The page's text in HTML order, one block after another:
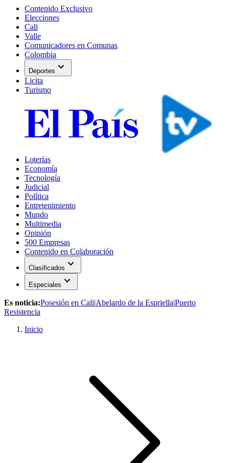
Contenido Exclusivo
Elecciones
Cali
Valle
Comunicadores en Comunas
Colombia
Deportes expand_more
Licita
Turismo
Loterías
Economía
Tecnología
Judicial
Política
Entretenimiento
Mundo
Multimedia
Opinión
500 Empresas
Contenido en Colaboración
Clasificados expand_more
Especiales expand_more
Es noticia:Posesión en Cali|Abelardo de la Espriella|Puerto
Resistencia
Inicio